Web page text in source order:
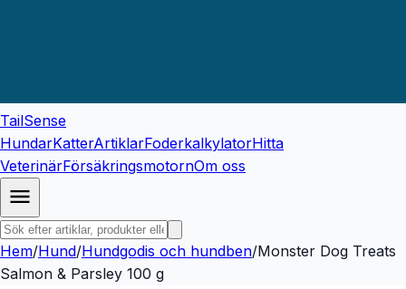
TailSense
HundarKatterArtiklarFoderkalkylatorHitta
VeterinärFörsäkringsmotornOm oss
Hem/Hund/Hundgodis och hundben/Monster Dog Treats
Salmon & Parsley 100 g